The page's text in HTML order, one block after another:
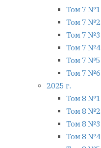
Том 7 №1
Том 7 №2
Том 7 №3
Том 7 №4
Том 7 №5
Том 7 №6
2025 г.
Том 8 №1
Том 8 №2
Том 8 №3
Том 8 №4